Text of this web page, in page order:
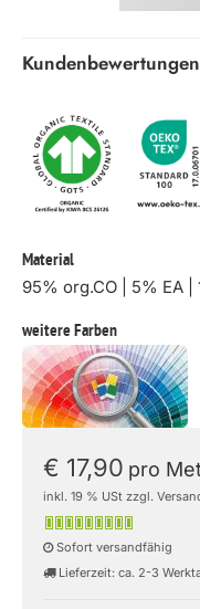
Kundenbewertungen
Material
95% org.CO | 5% EA |
weitere Farben
€ 17,90 pro
inkl. 19 % USt zzgl.
Sofort versandfähig
Lieferzeit: ca. 2-3